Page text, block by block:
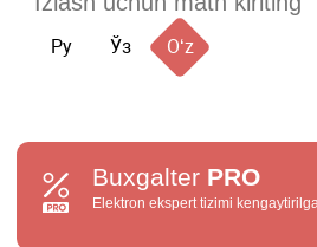
Ру Ўз Oʻz
Buxgalter PRO
Elektron ekspert tizimi